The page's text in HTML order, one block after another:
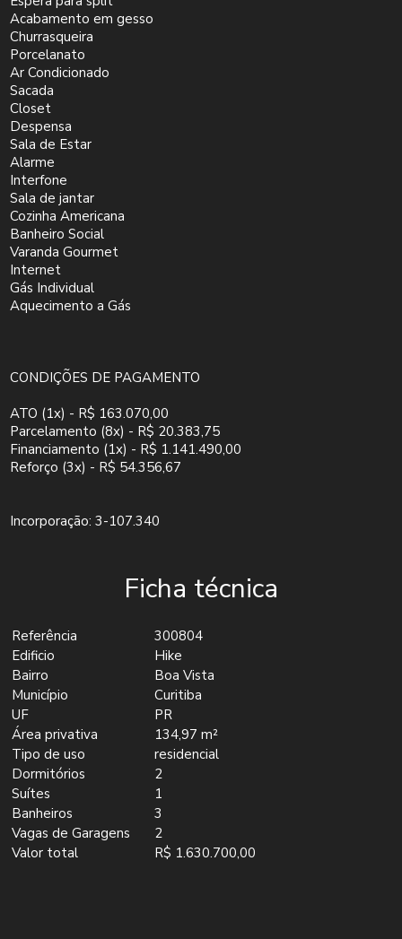
Acabamento em gesso
Churrasqueira
Porcelanato
Ar Condicionado
Sacada
Closet
Despensa
Sala de Estar
Alarme
Interfone
Sala de jantar
Cozinha Americana
Banheiro Social
Varanda Gourmet
Internet
Gás Individual
Aquecimento a Gás
CONDIÇÕES DE PAGAMENTO
ATO (1x) - R$ 163.070,00
Parcelamento (8x) - R$ 20.383,75
Financiamento (1x) - R$ 1.141.490,00
Reforço (3x) - R$ 54.356,67
Incorporação: 3-107.340
Ficha técnica
Referência
300804
Edificio
Hike
Bairro
Boa Vista
Município
Curitiba
UF
PR
Área privativa
134,97 m²
Tipo de uso
residencial
Dormitórios
2
Suítes
1
Banheiros
3
Vagas de Garagens
2
Valor total
R$ 1.630.700,00